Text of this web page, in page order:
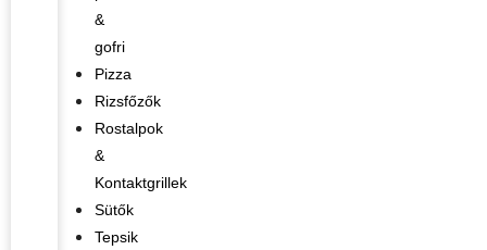
&
gofri
Pizza
Rizsfőzők
Rostalpok
&
Kontaktgrillek
Sütők
Tepsik